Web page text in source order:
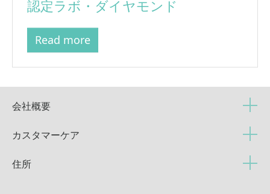
認定ラボ・ダイヤモンド
Read more
会社概要
カスタマーケア
住所